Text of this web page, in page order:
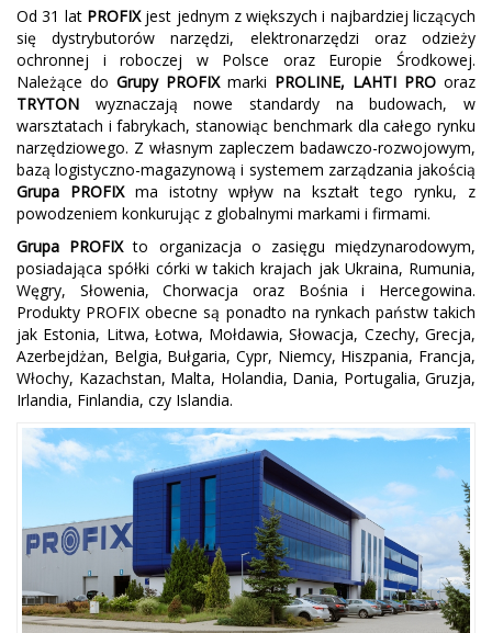
Od 31 lat PROFIXjest jednym z większych i najbardziej liczących
się dystrybutorów narzędzi, elektronarzędzi oraz odzieży
ochronnej i roboczej w Polsce oraz Europie Środkowej.
Należące do Grupy PROFIXmarki PROLINE, LAHTI PRO oraz
TRYTON wyznaczają nowe standardy na budowach, w
warsztatach i fabrykach, stanowiąc benchmark dla całego rynku
narzędziowego. Z własnym zapleczem badawczo-rozwojowym,
bazą logistyczno-magazynową i systemem zarządzania jakością
Grupa PROFIXma istotny wpływ na kształt tego rynku, z
powodzeniem konkurując z globalnymi markami i firmami.
Grupa PROFIXto organizacja o zasięgu międzynarodowym,
posiadająca spółki córki w takich krajach jak Ukraina, Rumunia,
Węgry, Słowenia, Chorwacja oraz Bośnia i Hercegowina.
Produkty PROFIX obecne są ponadto na rynkach państw takich
jak Estonia, Litwa, Łotwa, Mołdawia, Słowacja, Czechy, Grecja,
Azerbejdżan, Belgia, Bułgaria, Cypr, Niemcy, Hiszpania, Francja,
Włochy, Kazachstan, Malta, Holandia, Dania, Portugalia, Gruzja,
Irlandia, Finlandia, czy Islandia.